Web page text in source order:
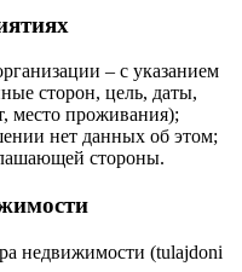
– с указанием
сторон, цель, даты,
место проживания);
нет данных об этом;
стороны.
недвижимости (tulajdoni